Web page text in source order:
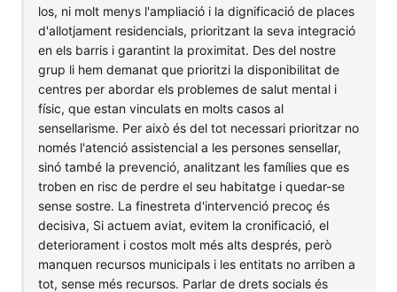
los, ni molt menys l'ampliació i la dignificació de places
d'allotjament residencials, prioritzant la seva integració
en els barris i garantint la proximitat. Des del nostre
grup li hem demanat que prioritzi la disponibilitat de
centres per abordar els problemes de salut mental i
físic, que estan vinculats en molts casos al
sensellarisme. Per això és del tot necessari prioritzar no
només l'atenció assistencial a les persones sensellar,
sinó també la prevenció, analitzant les famílies que es
troben en risc de perdre el seu habitatge i quedar-se
sense sostre. La finestreta d'intervenció precoç és
decisiva, Si actuem aviat, evitem la cronificació, el
deteriorament i costos molt més alts després, però
manquen recursos municipals i les entitats no arriben a
tot, sense més recursos. Parlar de drets socials és